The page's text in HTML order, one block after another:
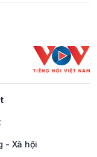
- Xã hội